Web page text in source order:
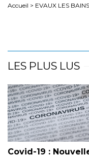
Accueil > EVAUX LES BAINS
LES PLUS LUS
Covid-19 :